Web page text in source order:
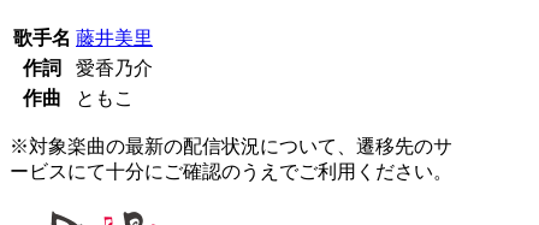
歌手名 藤井美里
作詞
愛香乃介
作曲
ともこ
※対象楽曲の最新の配信状況について、遷移先のサ
ービスにて十分にご確認のうえでご利用ください。